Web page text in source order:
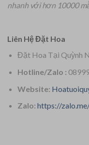
nhanh với hơn 10000
Liên Hệ Đặt Hoa
Đặt Hoa Tại Quỳnh
Hotline/Zalo :
Website:
Zalo: https://